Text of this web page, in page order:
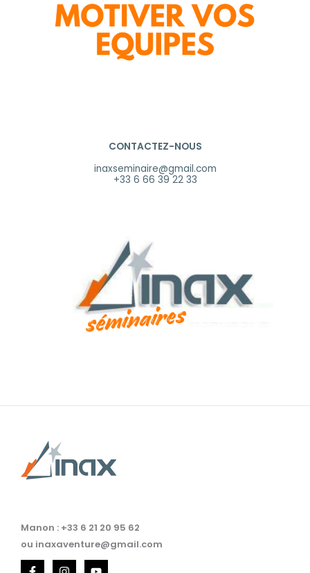
CONTACTEZ-NOUS
inaxseminaire@gmail.com
+33 6 66 39 22 33
Manon : +33 6 21 20 95 62
ou inaxaventure@gmail.com